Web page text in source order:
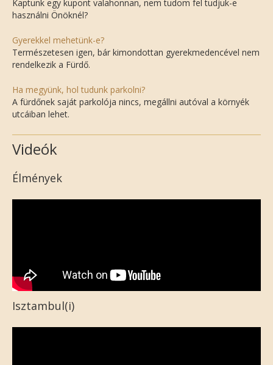
Kaptunk egy kupont valahonnan, nem tudom fel tudjuk-e
használni Önöknél?
Gyerekkel mehetünk-e?
Természetesen igen, bár kimondottan gyerekmedencével nem
rendelkezik a Fürdő.
Ha megyünk, hol tudunk parkolni?
A fürdőnek saját parkolója nincs, megállni autóval a környék
utcáiban lehet.
Videók
Élmények
Isztambul(i)